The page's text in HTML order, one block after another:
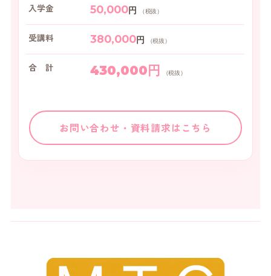
入学金 50,000円 （税抜）
受講料 380,000円 （税抜）
合 計 430,000円 （税抜）
お問い合わせ・資料請求はこちら